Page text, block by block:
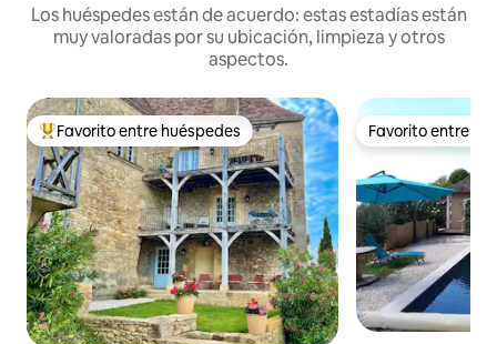
Los huéspedes están de acuerdo: estas estadías están
muy valoradas por su ubicación, limpieza y otros
aspectos.
Favorito entre huéspedes preferido
Favorito entre huéspedes Favorito entre
Favorito entre